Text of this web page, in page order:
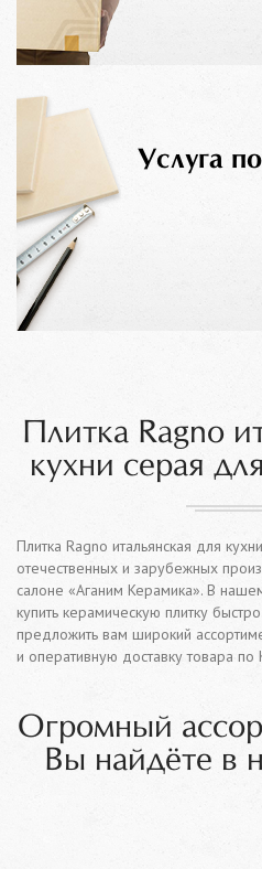
Услуга
Плитка Ragno
кухни серая
Плитка Ragno итальянская для
отечественных и зарубежных
салоне «Аганим Керамика». В
купить керамическую плитку
предложить вам широкий
и оперативную доставку товара по
Огромный
Вы найдёте в